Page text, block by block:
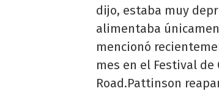
dijo, estaba muy
alimentaba
mencionó
mes en el Festival
Road.Pattinson